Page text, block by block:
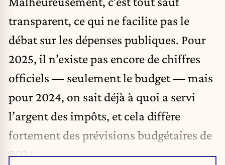
transparent, ce qui ne facilite pas le
débat sur les dépenses publiques. Pour
2025, il n’existe pas encore de chiffres
officiels — seulement le budget — mais
pour 2024, on sait déjà à quoi a servi
l’argent des impôts, et cela diffère
fortement des prévisions budgétaires de
2024.